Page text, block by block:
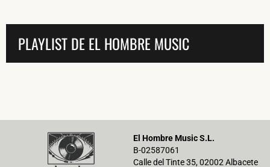
PLAYLIST DE EL HOMBRE MUSIC
El Hombre Music S.L.
B-02587061
Calle del Tinte 35, 02002 Albacete